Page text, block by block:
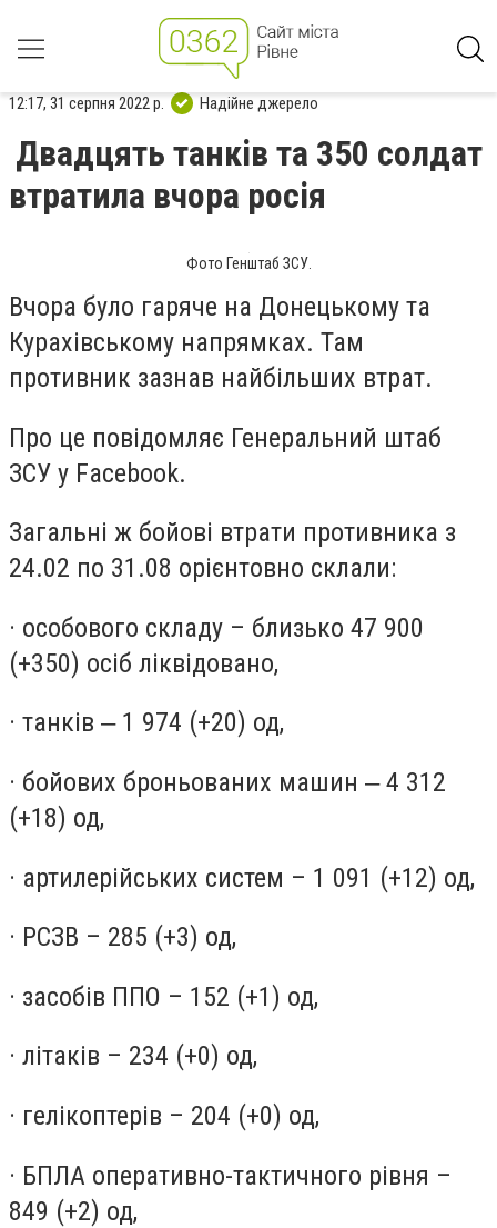
12:17, 31 серпня 2022 р. Надійне джерело
Двадцять танків та 350 солдат
втратила вчора росія
Фото Генштаб ЗСУ.
Вчора було гаряче на Донецькому та
Курахівському напрямках. Там
противник зазнав найбільших втрат.
Про це повідомляє Генеральний штаб
ЗСУ у Facebook.
Загальні ж бойові втрати противника з
24.02 по 31.08 орієнтовно склали:
· особового складу – близько 47 900
(+350) осіб ліквідовано,
· танків ‒ 1 974 (+20) од,
· бойових броньованих машин ‒ 4 312
(+18) од,
· артилерійських систем – 1 091 (+12) од,
· РСЗВ – 285 (+3) од,
· засобів ППО – 152 (+1) од,
· літаків – 234 (+0) од,
· гелікоптерів – 204 (+0) од,
· БПЛА оперативно-тактичного рівня –
849 (+2) од,